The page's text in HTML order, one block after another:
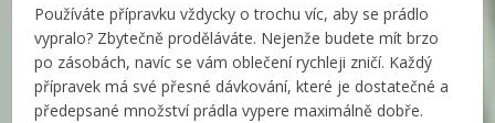
Používáte přípravku vždycky o trochu víc, aby se prádlo
vypralo? Zbytečně proděláváte. Nejenže budete mít brzo
po zásobách, navíc se vám oblečení rychleji zničí. Každý
přípravek má své přesné dávkování, které je dostatečné a
předepsané množství prádla vypere maximálně dobře.